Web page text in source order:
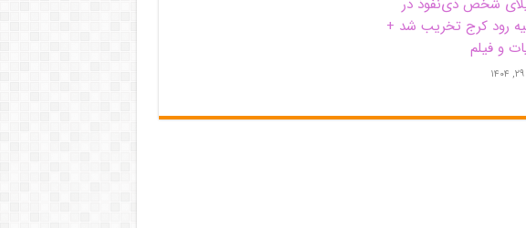
شخص ذی‌نفوذ در
رود کرج تخریب شد +
و فیلم